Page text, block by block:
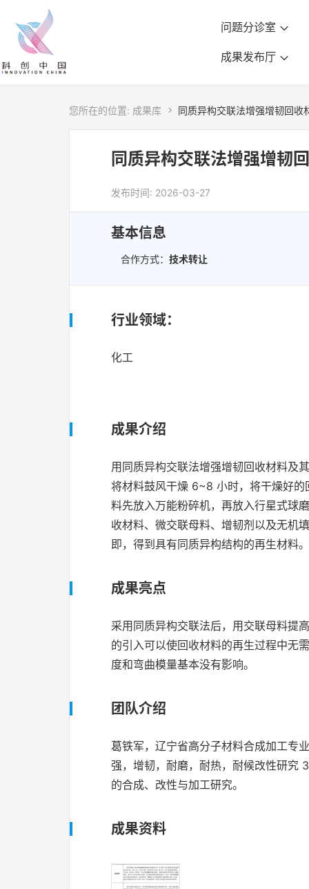
问题分诊室
成果发布厅
您所在的位置: 成果库  同质异构交联法增强增韧回收
同质异构交联法增强增韧
发布时间: 2026-03-27
基本信息
合作方式： 技术转让
行业领域：
化工
成果介绍
用同质异构交联法增强增韧回收材料及
将材料鼓风干燥 6~8 小时，将干燥好
料先放入万能粉碎机，再放入行星式球
收材料、微交联母料、增韧剂以及无
即，得到具有同质异构结构的再生材料。
成果亮点
采用同质异构交联法后，用交联母料提
的引入可以使回收材料的再生过程中无
度和弯曲模量基本没有影响。
团队介绍
葛铁军，辽宁省高分子材料合成加工专
强，增韧，耐磨，耐热，耐候改性研究
的合成、改性与加工研究。
成果资料